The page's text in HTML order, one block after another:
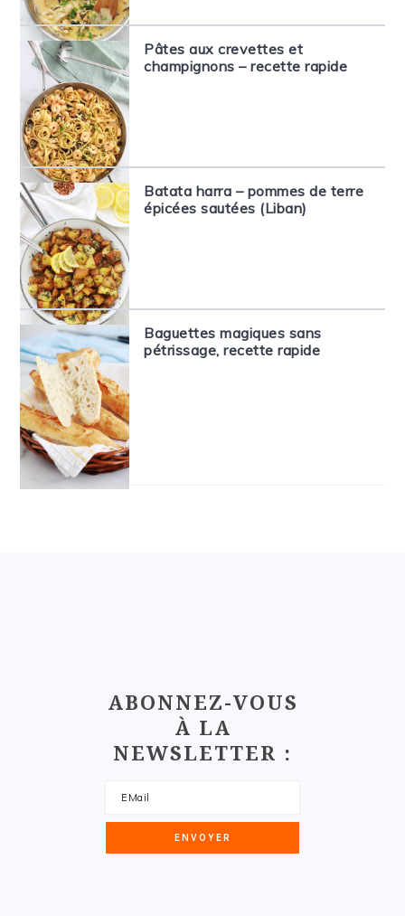
Pâtes aux crevettes et
champignons – recette rapide
Batata harra – pommes de terre
épicées sautées (Liban)
Baguettes magiques sans
pétrissage, recette rapide
ABONNEZ-VOUS
À LA
NEWSLETTER :